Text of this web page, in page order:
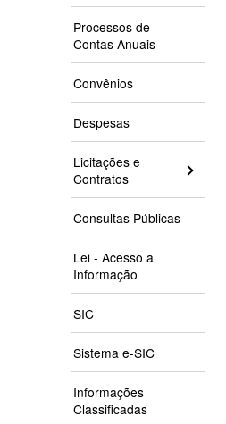
Processos de
Contas Anuais
Convênios
Despesas
Licitações e
Contratos
Consultas Públicas
Lei - Acesso a
Informação
SIC
Sistema e-SIC
Informações
Classificadas